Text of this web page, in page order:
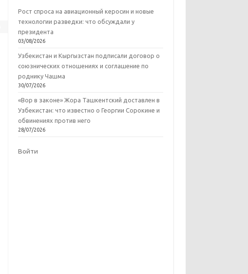
Рост спроса на авиационный керосин и новые
технологии разведки: что обсуждали у
президента
03/08/2026
Узбекистан и Кыргызстан подписали договор о
союзнических отношениях и соглашение по
роднику Чашма
30/07/2026
«Вор в законе» Жора Ташкентский доставлен в
Узбекистан: что известно о Георгии Сорокине и
обвинениях против него
28/07/2026
Войти